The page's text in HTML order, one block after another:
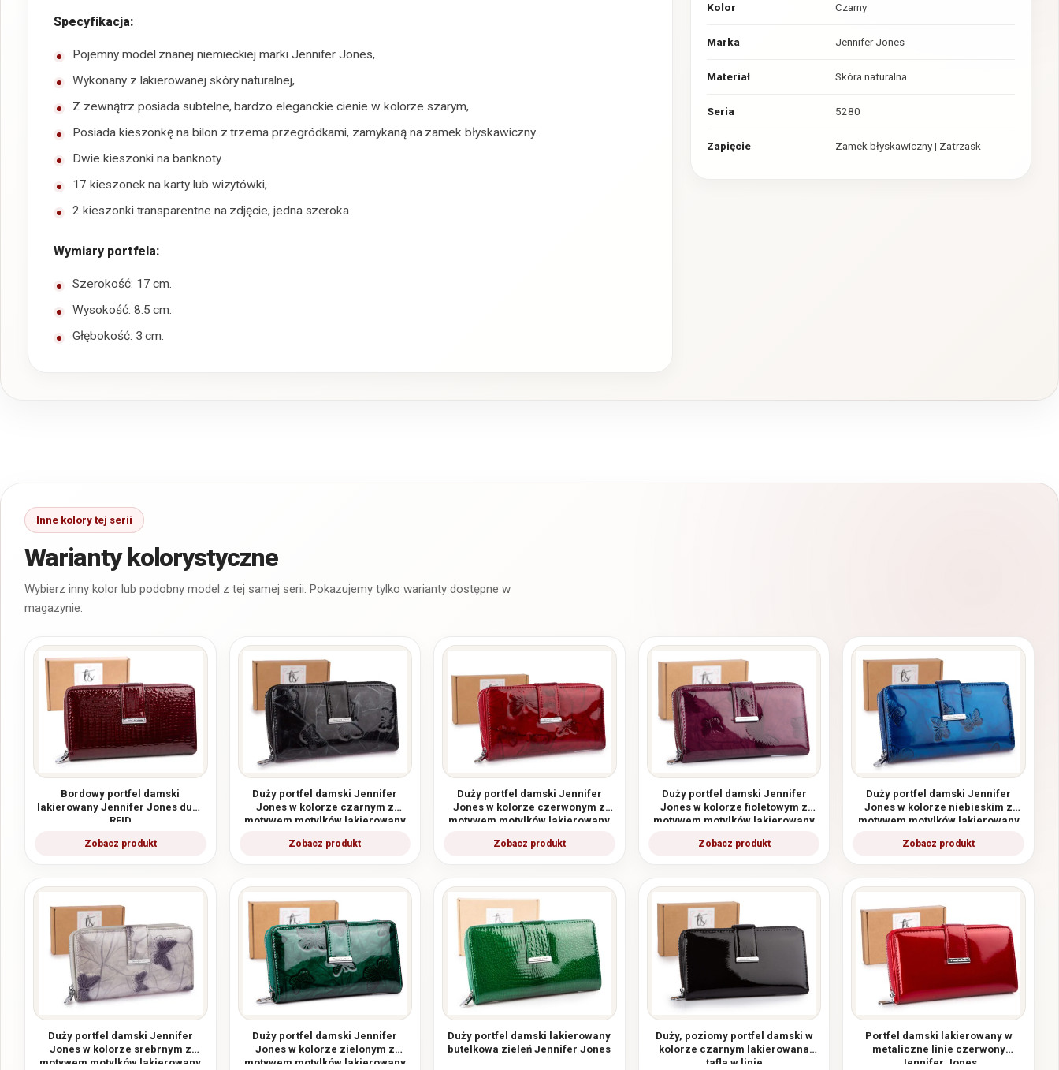
Specyfikacja:
Pojemny model znanej niemieckiej marki Jennifer Jones,
Wykonany z lakierowanej skóry naturalnej,
Z zewnątrz posiada subtelne, bardzo eleganckie cienie w kolorze szarym,
Posiada kieszonkę na bilon z trzema przegródkami, zamykaną na zamek błyskawiczny.
Dwie kieszonki na banknoty.
17 kieszonek na karty lub wizytówki,
2 kieszonki transparentne na zdjęcie, jedna szeroka
Wymiary portfela:
Szerokość: 17 cm.
Wysokość: 8.5 cm.
Głębokość: 3 cm.
Kolor Czarny
Marka Jennifer Jones
Materiał Skóra naturalna
Seria 5280
Zapięcie Zamek błyskawiczny | Zatrzask
Warianty kolorystyczne
Bordowy portfel damski
lakierowany Jennifer Jones duży
RFID
Duży portfel damski Jennifer
Jones w kolorze czarnym z
motywem motylków lakierowany
Duży portfel damski Jennifer
Jones w kolorze czerwonym z
motywem motylków lakierowany
Duży portfel damski Jennifer
Jones w kolorze fioletowym z
motywem motylków lakierowany
Duży portfel damski Jennifer
Jones w kolorze niebieskim z
motywem motylków lakierowany
Duży portfel damski Jennifer
Jones w kolorze srebrnym z
motywem motylków lakierowany
Duży portfel damski Jennifer
Jones w kolorze zielonym z
motywem motylków lakierowany
Duży portfel damski lakierowany
butelkowa zieleń Jennifer Jones
Duży, poziomy portfel damski w
kolorze czarnym lakierowana
tafla w linie
Portfel damski lakierowany w
metaliczne linie czerwony
Jennifer Jones